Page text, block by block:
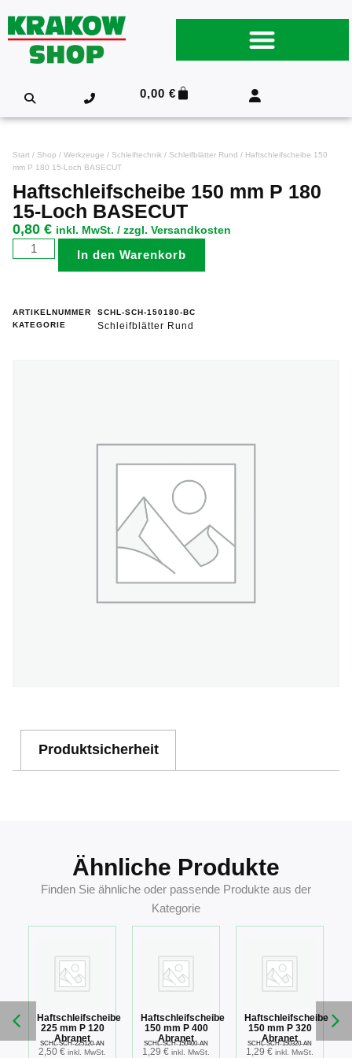
0,00€
Start / Shop / Werkzeuge / Schleiftechnik / Schleifblätter Rund / Haftschleifscheibe 150
mm P 180 15-Loch BASECUT
Haftschleifscheibe 150 mm P 180
15-Loch BASECUT
0,80 € inkl. MwSt. / zzgl. Versandkosten
In den Warenkorb
ARTIKELNUMMER
SCHL-SCH-150180-BC
KATEGORIE
Schleifblätter Rund
Produktsicherheit
Ähnliche Produkte
Finden Sie ähnliche oder passende Produkte aus der
Kategorie
Haftschleifscheibe
225 mm P 120
Abranet
SCHL-SCH-225120-AN
2,50 € inkl. MwSt.
Haftschleifscheibe
150 mm P 400
Abranet
SCHL-SCH-150400-AN
1,29 € inkl. MwSt.
Haftschleifscheibe
150 mm P 320
Abranet
SCHL-SCH-150320-AN
1,29 € inkl. MwSt.